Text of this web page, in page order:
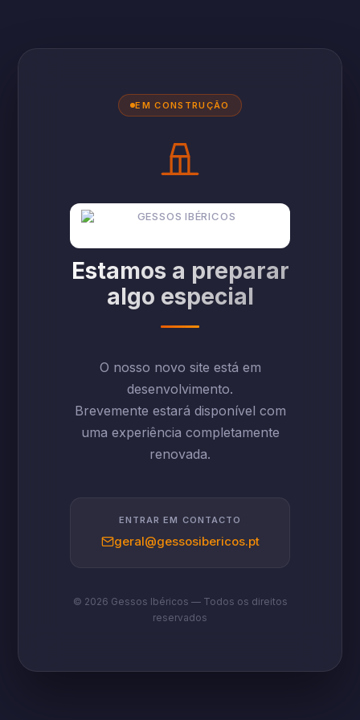
EM CONSTRUÇÃO
Estamos a preparar
algo especial
O nosso novo site está em
desenvolvimento.
Brevemente estará disponível com
uma experiência completamente
renovada.
ENTRAR EM CONTACTO
geral@gessosibericos.pt
© 2026 Gessos Ibéricos — Todos os direitos
reservados